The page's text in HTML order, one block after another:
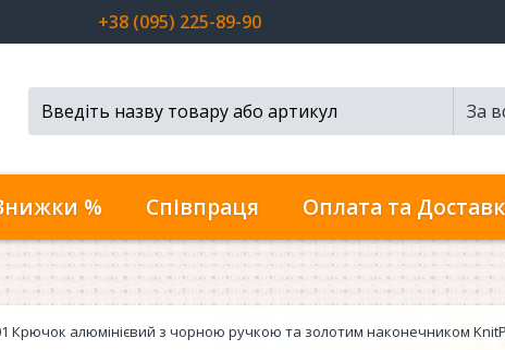
+38 (095) 225-89-90
За
% Співпраця Оплата та
Крючок алюмінієвий з чорною ручкою та золотим наконечником